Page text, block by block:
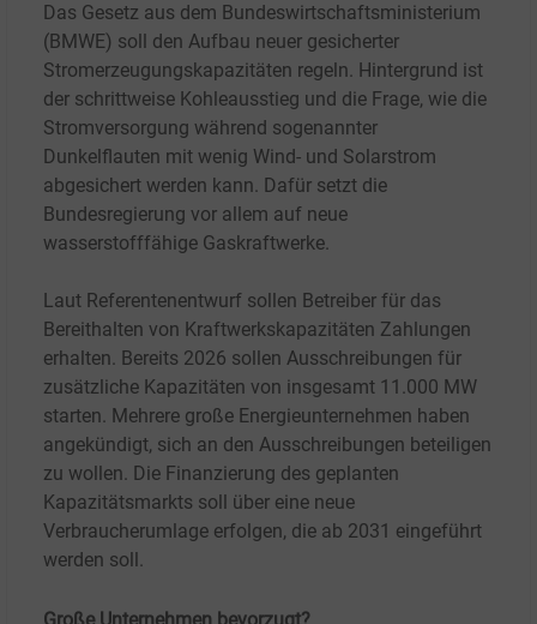
Das Gesetz aus dem Bundeswirtschaftsministerium
(BMWE) soll den Aufbau neuer gesicherter
Stromerzeugungskapazitäten regeln. Hintergrund ist
der schrittweise Kohleausstieg und die Frage, wie die
Stromversorgung während sogenannter
Dunkelflauten mit wenig Wind- und Solarstrom
abgesichert werden kann. Dafür setzt die
Bundesregierung vor allem auf neue
wasserstofffähige Gaskraftwerke.
Laut Referentenentwurf sollen Betreiber für das
Bereithalten von Kraftwerkskapazitäten Zahlungen
erhalten. Bereits 2026 sollen Ausschreibungen für
zusätzliche Kapazitäten von insgesamt 11.000 MW
starten. Mehrere große Energieunternehmen haben
angekündigt, sich an den Ausschreibungen beteiligen
zu wollen. Die Finanzierung des geplanten
Kapazitätsmarkts soll über eine neue
Verbraucherumlage erfolgen, die ab 2031 eingeführt
werden soll.